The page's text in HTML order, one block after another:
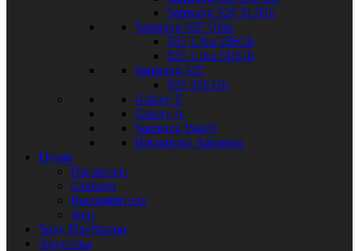
Samsung S26 512Gb
Samsung S25 Ultra
S25 Ultra 256Gb
S25 Ultra 512Gb
Samsung S25
S25 256 Gb
Galaxy Z
Galaxy A
Samsung Watch
Наушники Samsung
Dyson
Пылесосы
Стайлер
Выпрямитель
Фен
Sony PlayStation
Акустика